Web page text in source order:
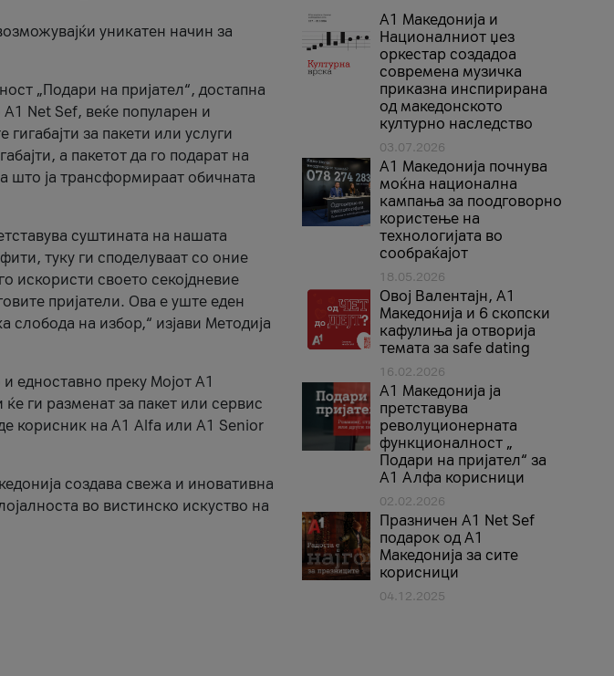
уникатен начин за
„Подари на пријател“, достапна
Net Sef, веќе популарен и
за пакети или услуги
а пакетот да го подарат на
што ја трансформираат обичната
суштината на нашата
туку ги споделуваат со оние
искористи своето секојдневие
пријатели. Ова е уште еден
слобода на избор,“ изјави Методија
едноставно преку Мојот А1
ги разменат за пакет или сервис
корисник на А1 Alfa или A1 Senior
создава свежа и иновативна
во вистинско искуство на
А1 Македонија и
Националниот џез
оркестар создадоа
современа музичка
приказна инспирирана
од македонското
културно наследство
03.07.2026
A1 Македонија почнува
моќна национална
кампања за поодговорно
користење на
технологијата во
сообраќајот
18.05.2026
Овој Валентајн, A1
Македонија и 6 скопски
кафулиња ја отворија
темата за safe dating
16.02.2026
А1 Македонија ја
претставува
револуционерната
функционалност „
Подари на пријател“ за
А1 Алфа корисници
02.02.2026
Празничен A1 Net Sеf
подарок од А1
Македонија за сите
корисници
04.12.2025